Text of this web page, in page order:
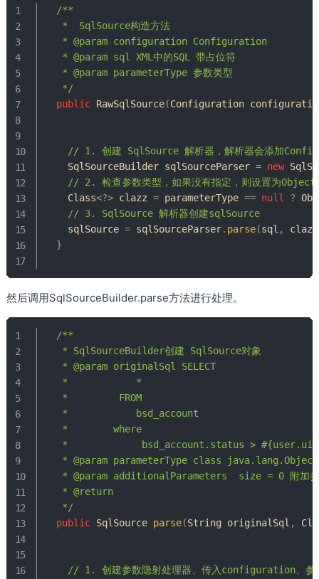
/**
   *  SqlSource构造方法
   * @param configuration Configuration
   * @param sql XML中的SQL 带占位符
   * @param parameterType 参数类型
   */
public RawSqlSource(Configuration
// 1. 创建 SqlSource 解析器，解析器会添加
SqlSourceBuilder sqlSourceParser = new
// 2. 检查参数类型，如果没有指定，则设置为Object
Class<?> clazz = parameterType == null ?
// 3. SqlSource 解析器创建sqlSource
    sqlSource
= sqlSourceParser. parse(sql , clazz
}
然后调用SqlSourceBuilder.parse方法进行处理。
/**
   * SqlSourceBuilder创建 SqlSource对象
   * @param originalSql SELECT
   * 	        *
   *         FROM
   * 	        bsd_account
   * 	    where
*             bsd_account.status >
   * @param parameterType class java.lang.Object
* @param additionalParameters  size = 0 附加
   * @return
   */
public SqlSource parse(String originalSql ,
// 1. 创建参数隐射处理器、传入configuration、参